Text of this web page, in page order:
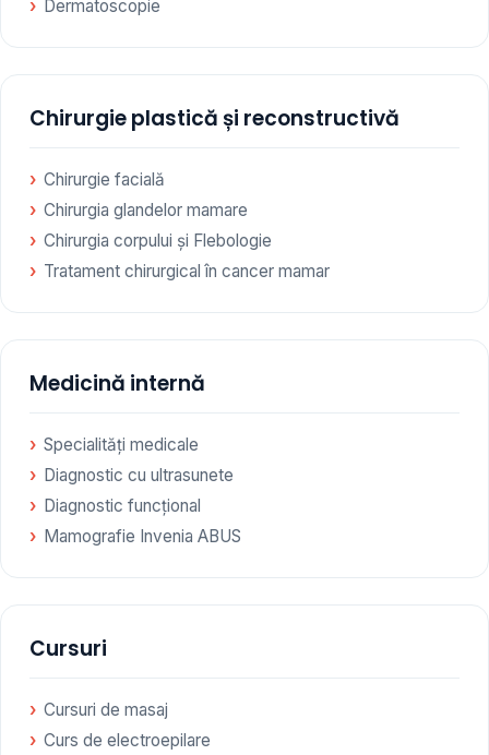
Dermatoscopie
Chirurgie plastică și reconstructivă
Chirurgie facială
Chirurgia glandelor mamare
Chirurgia corpului și Flebologie
Tratament chirurgical în cancer mamar
Medicină internă
Specialități medicale
Diagnostic cu ultrasunete
Diagnostic funcțional
Mamografie Invenia ABUS
Cursuri
Cursuri de masaj
Curs de electroepilare